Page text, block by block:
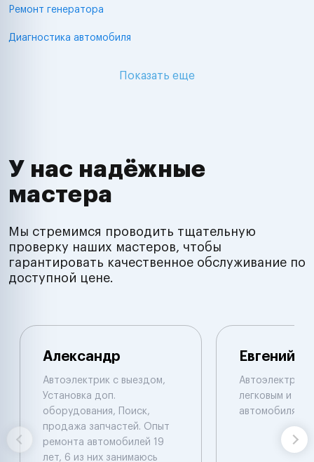
Ремонт генератора
Диагностика автомобиля
Показать еще
У нас надёжные
мастера
Мы стремимся проводить тщательную
проверку наших мастеров, чтобы
гарантировать качественное обслуживание по
доступной цене.
Александр
Автоэлектрик с выездом,
Установка доп.
оборудования, Поиск,
продажа запчастей. Опыт
ремонта автомобилей 19
лет, 6 из них занимаюсь
Евгений
Автоэлектрик
легковым и
автомобилям.